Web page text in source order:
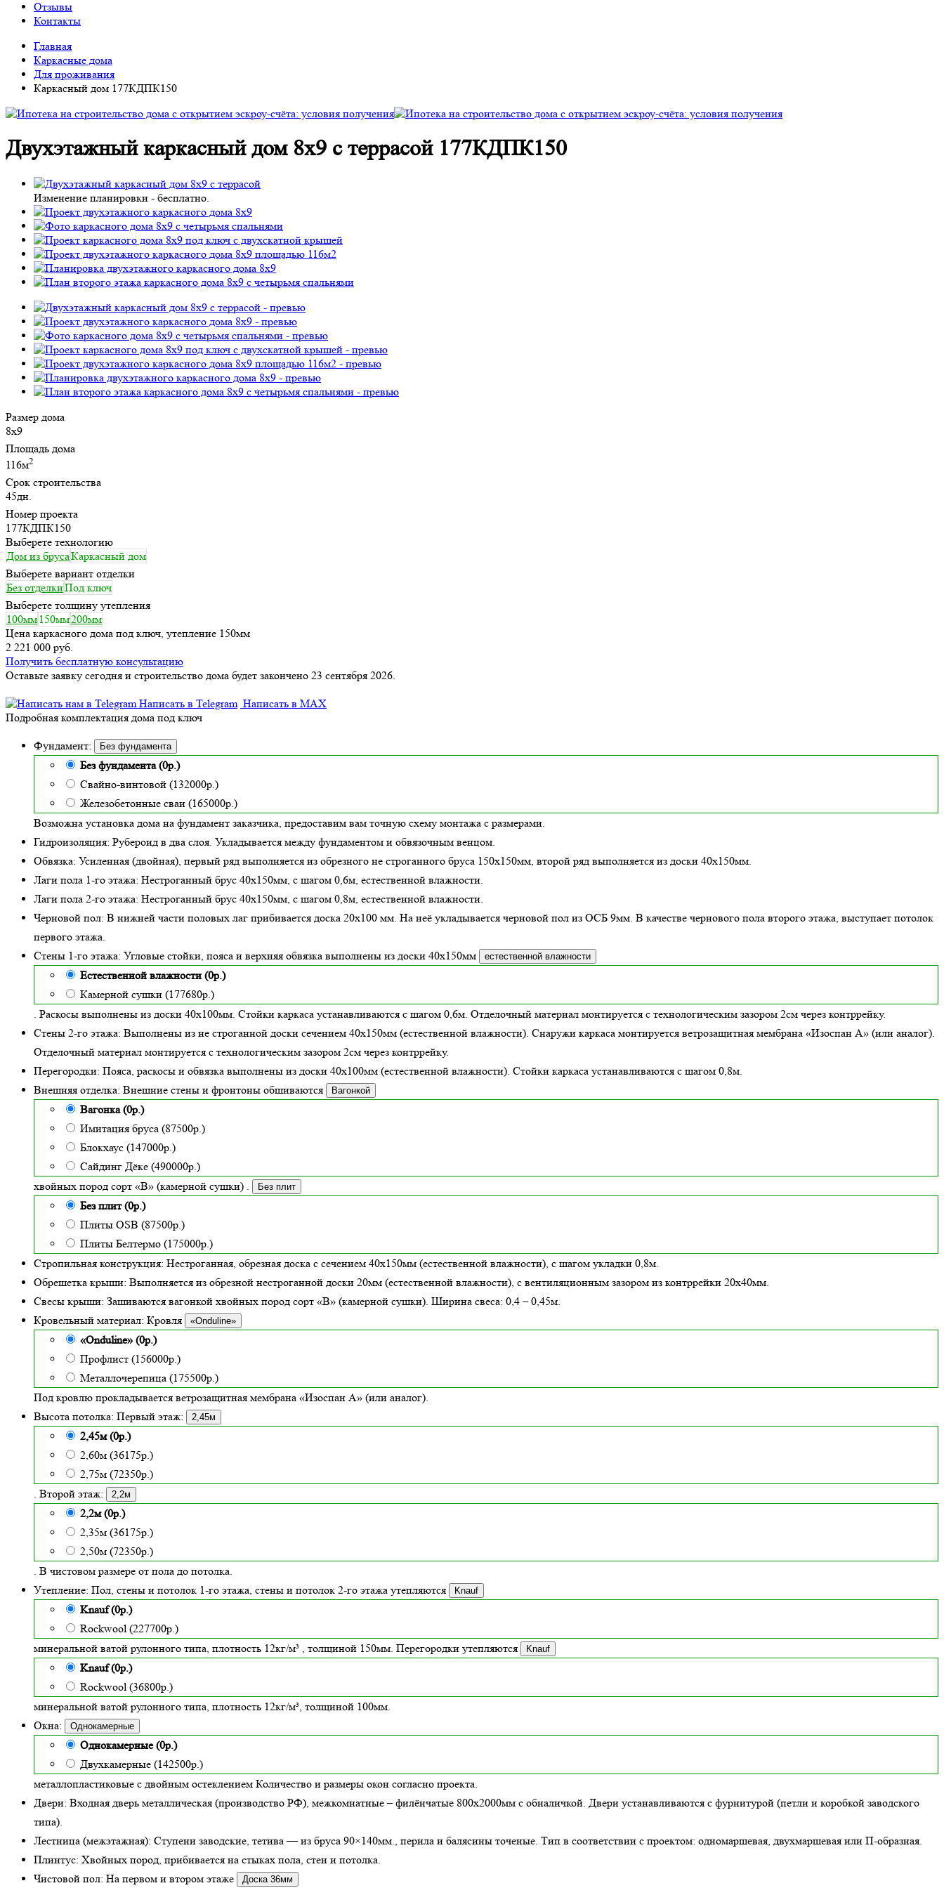
Отзывы
Контакты
Главная
Каркасные дома
Для проживания
Каркасный дом 177КДПК150
Двухэтажный каркасный дом 8х9 с террасой 177КДПК150
Изменение планировки - бесплатно.
Размер дома
8х9
Площадь дома
116м2
Срок строительства
45дн.
Номер проекта
177КДПК150
Выберете технологию
Дом из брусаКаркасный дом
Выберете вариант отделки
Без отделкиПод ключ
Выберете толщину утепления
100мм 150мм200мм
Цена каркасного дома под ключ, утепление 150мм
2 221 000 руб.
Получить бесплатную консультацию
Оставьте заявку сегодня и строительство дома будет закончено 23 сентября 2026.
Написать в Telegram Написать в MAX
Подробная комплектация дома под ключ
Фундамент: Без фундамента
Без фундамента (0р.)
Свайно-винтовой (132000р.)
Железобетонные сваи (165000р.)
Возможна установка дома на фундамент заказчика, предоставим вам точную схему монтажа с размерами.
Гидроизоляция: Рубероид в два слоя. Укладывается между фундаментом и обвязочным венцом.
Обвязка: Усиленная (двойная), первый ряд выполняется из обрезного не строганного бруса 150х150мм, второй ряд выполняется из доски 40х150мм.
Лаги пола 1-го этажа: Нестроганный брус 40х150мм, с шагом 0,6м, естественной влажности.
Лаги пола 2-го этажа: Нестроганный брус 40х150мм, с шагом 0,8м, естественной влажности.
Черновой пол: В нижней части половых лаг прибивается доска 20х100 мм. На неё укладывается черновой пол из ОСБ 9мм. В качестве чернового пола второго этажа, выступает потолок
первого этажа.
Стены 1-го этажа: Угловые стойки, пояса и верхняя обвязка выполнены из доски 40х150мм естественной влажности
Естественной влажности (0р.)
Камерной сушки (177680р.)
. Раскосы выполнены из доски 40х100мм. Стойки каркаса устанавливаются с шагом 0,6м. Отделочный материал монтируется с технологическим зазором 2см через контррейку.
Стены 2-го этажа: Выполнены из не строганной доски сечением 40х150мм (естественной влажности). Снаружи каркаса монтируется ветрозащитная мембрана «Изоспан А» (или аналог).
Отделочный материал монтируется с технологическим зазором 2см через контррейку.
Перегородки: Пояса, раскосы и обвязка выполнены из доски 40х100мм (естественной влажности). Стойки каркаса устанавливаются с шагом 0,8м.
Внешняя отделка: Внешние стены и фронтоны обшиваются Вагонкой
Вагонка (0р.)
Имитация бруса (87500р.)
Блокхаус (147000р.)
Сайдинг Дёке (490000р.)
хвойных пород сорт «В» (камерной сушки) . Без плит
Без плит (0р.)
Плиты OSB (87500р.)
Плиты Белтермо (175000р.)
Стропильная конструкция: Нестроганная, обрезная доска с сечением 40х150мм (естественной влажности), с шагом укладки 0,8м.
Обрешетка крыши: Выполняется из обрезной нестроганной доски 20мм (естественной влажности), с вентиляционным зазором из контррейки 20х40мм.
Свесы крыши: Зашиваются вагонкой хвойных пород сорт «В» (камерной сушки). Ширина свеса: 0,4 – 0,45м.
Кровельный материал: Кровля «Onduline»
«Onduline» (0р.)
Профлист (156000р.)
Металлочерепица (175500р.)
Под кровлю прокладывается ветрозащитная мембрана «Изоспан А» (или аналог).
Высота потолка: Первый этаж: 2,45м
2,45м (0р.)
2,60м (36175р.)
2,75м (72350р.)
. Второй этаж:
2,2м
2,2м (0р.)
2,35м (36175р.)
2,50м (72350р.)
. В чистовом размере от пола до потолка.
Утепление: Пол, стены и потолок 1-го этажа, стены и потолок 2-го этажа утепляются Knauf
Knauf (0р.)
Rockwool (227700р.)
минеральной ватой рулонного типа, плотность 12кг/м³ , толщиной 150мм. Перегородки утепляются Knauf
Knauf (0р.)
Rockwool (36800р.)
минеральной ватой рулонного типа, плотность 12кг/м³, толщиной 100мм.
Окна:
Однокамерные
Однокамерные (0р.)
Двухкамерные (142500р.)
металлопластиковые с двойным остеклением Количество и размеры окон согласно проекта.
Двери: Входная дверь металлическая (производство РФ), межкомнатные – филёнчатые 800х2000мм с обналичкой. Двери устанавливаются с фурнитурой (петли и коробкой заводского
типа).
Лестница (межэтажная): Ступени заводские, тетива — из бруса 90×140мм., перила и балясины точеные. Тип в соответствии с проектом: одномаршевая, двухмаршевая или П-образная.
Плинтус: Хвойных пород, прибивается на стыках пола, стен и потолка.
Чистовой пол: На первом и втором этаже Доска 36мм